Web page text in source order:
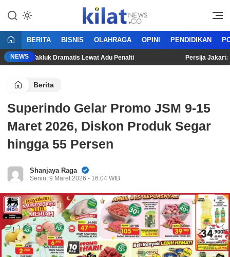
KilatNews.co
Mencerdaskan Anak Bangsa
BERITA BISNIS OLAHRAGA OPINI PENDIDIKAN
NEWSTakluk Dramatis Lewat Adu Penalti Persija Jakarta
Berita
Superindo Gelar Promo JSM 9-15
Maret 2026, Diskon Produk Segar
hingga 55 Persen
Shanjaya Raga
Senin, 9 Maret 2026 - 16:04 WIB